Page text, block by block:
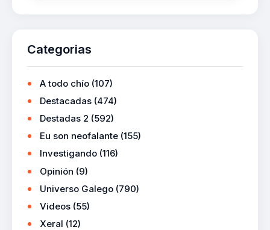
Categorias
A todo chío (107)
Destacadas (474)
Destadas 2 (592)
Eu son neofalante (155)
Investigando (116)
Opinión (9)
Universo Galego (790)
Videos (55)
Xeral (12)